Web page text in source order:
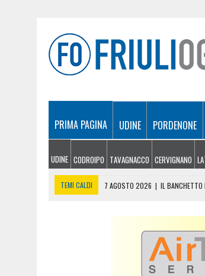
PRIMA PAGINA UDINE PORDENONE
UDINE CODROIPO TAVAGNACCO CERVIGNANO
TEMI CALDI 7 AGOSTO 2026 | IL BANCHETTO
UN TAP, 10 BIGLIETTI: SUI
ESTATE E CANI, SCATTANO I